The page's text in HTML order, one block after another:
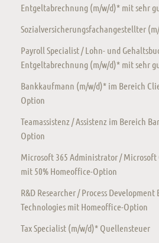
Entgeltabrechnung (m/w/d)* mit sehr
Sozialversicherungsfachangestellter
Payroll Specialist / Lohn- und
Entgeltabrechnung (m/w/d)* mit sehr
Bankkaufmann (m/w/d)* im Bereich
Option
Teamassistenz / Assistenz im Bereich
Option
Microsoft 365 Administrator /
mit 50% Homeoffice-Option
R&D Researcher / Process
Technologies mit Homeoffice-Option
Tax Specialist (m/w/d)* Quellensteuer